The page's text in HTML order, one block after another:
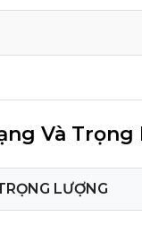
Và Trọng
LƯỢNG